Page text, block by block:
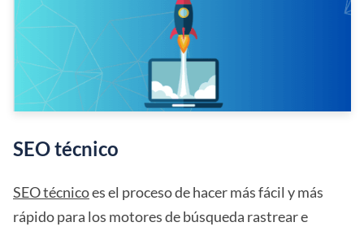
SEO técnico
SEO técnicoes el proceso de hacer más fácil y más
rápido para los motores de búsqueda rastrear e